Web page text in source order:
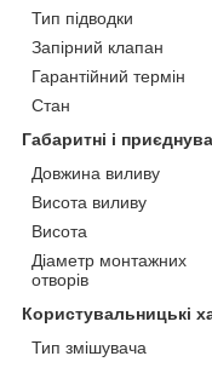
Тип підводки
Запірний клапан
Гарантійний термін
Стан
Габаритні і
Довжина виливу
Висота виливу
Висота
Діаметр монтажних
отворів
Користувальницькі
Тип змішувача